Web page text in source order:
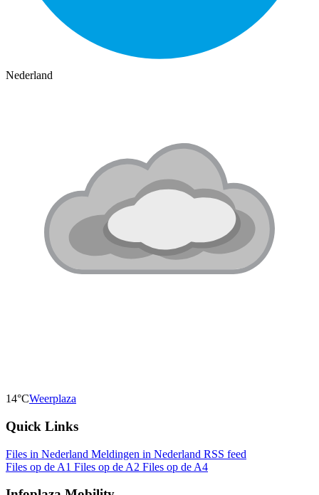
Nederland
14°CWeerplaza
Quick Links
Files in Nederland Meldingen in Nederland RSS feed
Files op de A1 Files op de A2 Files op de A4